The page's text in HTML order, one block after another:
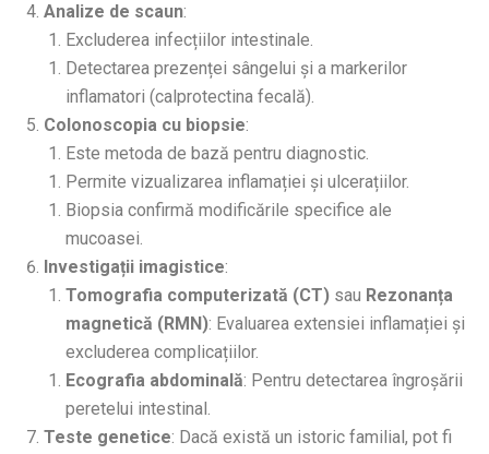
Analize de scaun:
Excluderea infecțiilor intestinale.
Detectarea prezenței sângelui și a markerilor
inflamatori (calprotectina fecală).
Colonoscopia cu biopsie:
Este metoda de bază pentru diagnostic.
Permite vizualizarea inflamației și ulcerațiilor.
Biopsia confirmă modificările specifice ale
mucoasei.
Investigații imagistice:
Tomografia computerizată (CT) sau Rezonanța
magnetică (RMN): Evaluarea extensiei inflamației și
excluderea complicațiilor.
Ecografia abdominală: Pentru detectarea îngroșării
peretelui intestinal.
Teste genetice: Dacă există un istoric familial, pot fi